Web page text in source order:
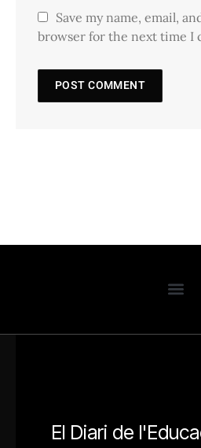
Save my name, email,
browser for the next time I